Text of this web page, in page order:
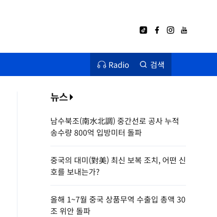
Radio 검색
뉴스
남수북조(南水北調) 중간선로 공사 누적
송수량 800억 입방미터 돌파
중국의 대미(對美) 최신 보복 조치, 어떤 신
호를 보내는가?
올해 1~7월 중국 상품무역 수출입 총액 30
조 위안 돌파